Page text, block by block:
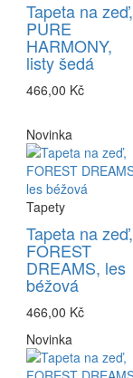
Tapeta na zeď,
PURE
HARMONY,
listy šedá
466,00 Kč
Novinka
Tapety
Tapeta na zeď,
FOREST
DREAMS, les
béžová
466,00 Kč
Novinka